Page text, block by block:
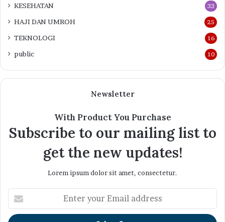
KESEHATAN 33
HAJI DAN UMROH 25
TEKNOLOGI 16
public 10
Newsletter
With Product You Purchase
Subscribe to our mailing list to
get the new updates!
Lorem ipsum dolor sit amet, consectetur.
your
Email